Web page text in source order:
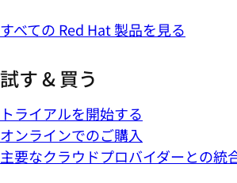
すべての Red Hat 製品を見る
試す & 買う
トライアルを開始する
オンラインでのご購入
主要なクラウドプロバイダーとの統